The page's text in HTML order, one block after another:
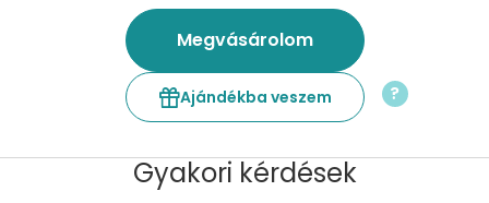
Megvásárolom
Ajándékba veszem ?
Gyakori kérdések